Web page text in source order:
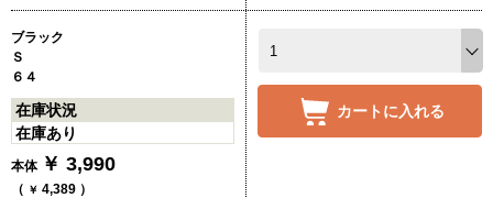
ブラック
Ｓ
６４
在庫状況
在庫あり
本体 ￥ 3,990
（ ￥ 4,389 ）
カートに入れる